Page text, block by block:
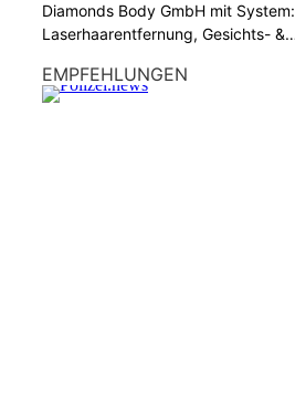
Diamonds Body GmbH mit System:
Laserhaarentfernung, Gesichts- &
EMPFEHLUNGEN